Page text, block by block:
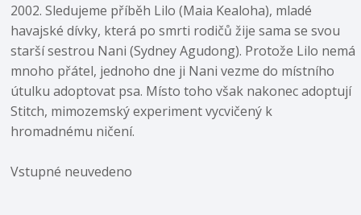
2002. Sledujeme příběh Lilo (Maia Kealoha), mladé
havajské dívky, která po smrti rodičů žije sama se svou
starší sestrou Nani (Sydney Agudong). Protože Lilo nemá
mnoho přátel, jednoho dne ji Nani vezme do místního
útulku adoptovat psa. Místo toho však nakonec adoptují
Stitch, mimozemský experiment vycvičený k
hromadnému ničení.
Vstupné neuvedeno